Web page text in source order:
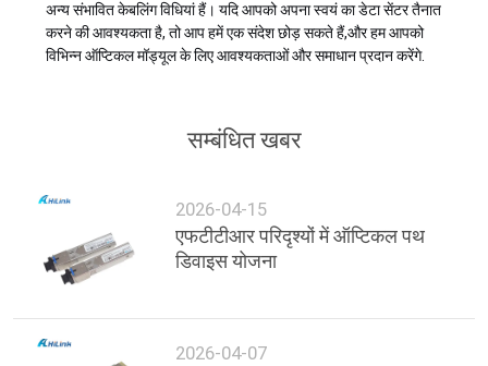
अन्य संभावित केबलिंग विधियां हैं। यदि आपको अपना स्वयं का डेटा सेंटर तैनात
करने की आवश्यकता है, तो आप हमें एक संदेश छोड़ सकते हैं,और हम आपको
विभिन्न ऑप्टिकल मॉड्यूल के लिए आवश्यकताओं और समाधान प्रदान करेंगे.
सम्बंधित खबर
2026-04-15
एफटीटीआर परिदृश्यों में ऑप्टिकल पथ
डिवाइस योजना
2026-04-07